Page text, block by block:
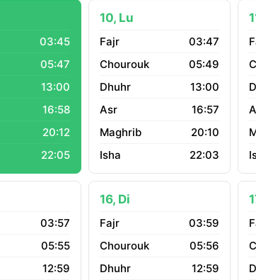
03:45
05:47
13:00
16:58
20:12
22:05
10, Lu
03:47
05:49
13:00
16:57
20:10
22:03
03:57
05:55
12:59
16, Di
03:59
05:56
12:59